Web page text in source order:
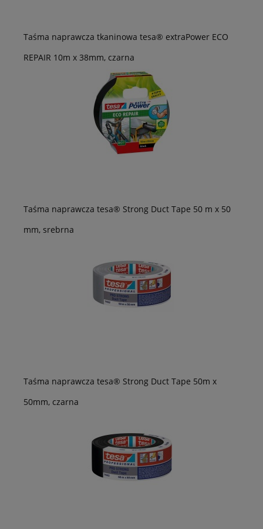
Taśma naprawcza tkaninowa tesa® extraPower ECO
REPAIR 10m x 38mm, czarna
Taśma naprawcza tesa® Strong Duct Tape 50 m x 50
mm, srebrna
Taśma naprawcza tesa® Strong Duct Tape 50m x
50mm, czarna